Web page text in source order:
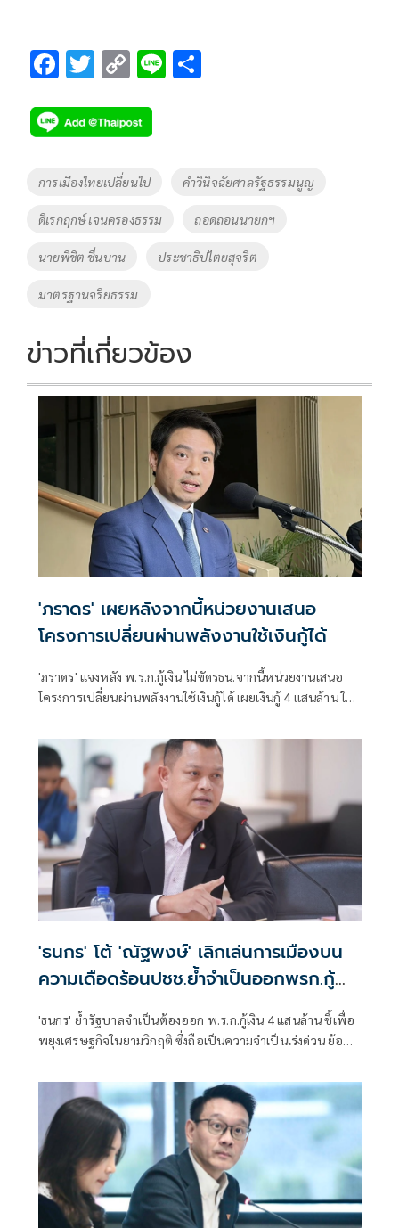
F
e
b
o
k
T
tt
er
C
p
y
Li
k
Li
Tags
การเมืองไทยเปลี่ยนไป คำวินิจฉัยศาลรัฐธรรมนูญ
ดิเรกฤกษ์ เจนครองธรรม ถอดถอนนายกฯ
นายพิชิต ชื่นบาน ประชาธิปไตยสุจริต
มาตรฐานจริยธรรม
ข่าวที่เกี่ยวข้อง
'ภราดร' เผยหลังจากนี้หน่วยงานเสนอ
โครงการเปลี่ยนผ่านพลังงานใช้เงินกู้ได้
'ภราดร' แจงหลัง พ.ร.ก.กู้เงิน ไม่ขัดรธน.จากนี้หน่วยงานเสนอ
โครงการเปลี่ยนผ่านพลังงานใช้เงินกู้ได้ เผยเงินกู้ 4 แสนล้าน ใช้
กระตุ้นเศรษฐกิจ
'ธนกร' โต้ 'ณัฐพงษ์' เลิกเล่นการเมืองบน
ความเดือดร้อนปชช.ย้ำจำเป็นออกพรก.กู้
เงิน 4 แสนล้าน
'ธนกร' ย้ำรัฐบาลจำเป็นต้องออก พ.ร.ก.กู้เงิน 4 แสนล้าน ชี้เพื่อ
พยุงเศรษฐกิจในยามวิกฤติ ซึ่งถือเป็นความจำเป็นเร่งด่วน ย้อน
ประชาชนสักครั้ง ไม่ถือว่าเสียศักดิ์ศรี